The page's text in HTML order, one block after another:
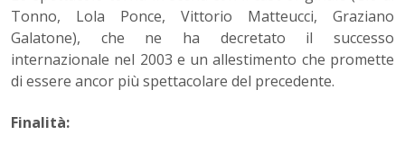
Tonno, Lola Ponce, Vittorio Matteucci, Graziano
Galatone), che ne ha decretato il successo
internazionale nel 2003 e un allestimento che promette
di essere ancor più spettacolare del precedente.
Finalità: